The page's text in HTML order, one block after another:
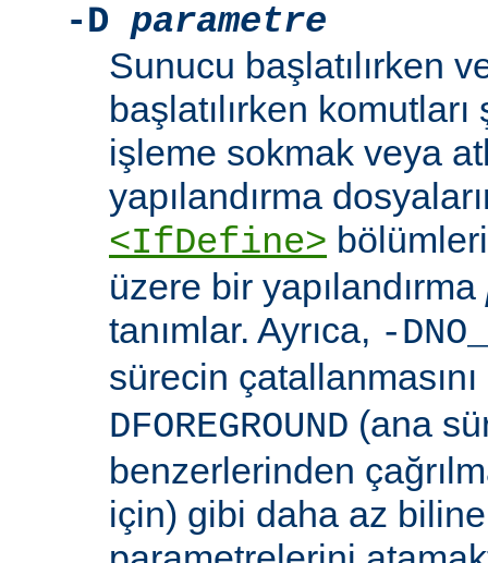
-D parametre
Sunucu başlatılırken
başlatılırken
işleme sokmak veya
yapılandırma
<IfDefine>
üzere bir yapılandırma
tanımlar. Ayrıca, -
sürecin
DFOREGROUND (ana
benzerlerinden
için) gibi daha az